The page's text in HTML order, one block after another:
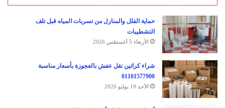
حماية الفلل والمنازل من تسربات المياه قبل تلف
التشطيبات
الأربعاء 5 أغسطس 2026
شراء كراتين نقل عفش بالعجوزة بأسعار مناسبة
01101577900
الأحد 19 يوليو 2026